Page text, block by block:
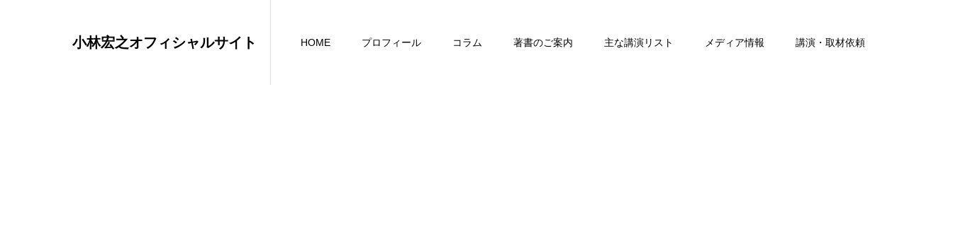
小林宏之オフィシャルサイト HOME プロフィール コラム 著書のご案内 主な講演リスト メディア情報 講演・取材依頼